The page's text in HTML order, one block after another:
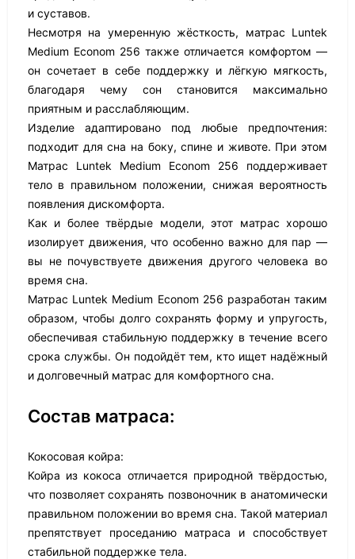
и суставов.
Несмотря на умеренную жёсткость, матрас Luntek
Medium Econom 256 также отличается комфортом —
он сочетает в себе поддержку и лёгкую мягкость,
благодаря чему сон становится максимально
приятным и расслабляющим.
Изделие адаптировано под любые предпочтения:
подходит для сна на боку, спине и животе. При этом
Матрас Luntek Medium Econom 256 поддерживает
тело в правильном положении, снижая вероятность
появления дискомфорта.
Как и более твёрдые модели, этот матрас хорошо
изолирует движения, что особенно важно для пар —
вы не почувствуете движения другого человека во
время сна.
Матрас Luntek Medium Econom 256 разработан таким
образом, чтобы долго сохранять форму и упругость,
обеспечивая стабильную поддержку в течение всего
срока службы. Он подойдёт тем, кто ищет надёжный
и долговечный матрас для комфортного сна.
Состав матраса:
Кокосовая койра:
Койра из кокоса отличается природной твёрдостью,
что позволяет сохранять позвоночник в анатомически
правильном положении во время сна. Такой материал
препятствует проседанию матраса и способствует
стабильной поддержке тела.